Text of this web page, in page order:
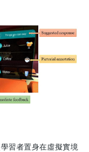
習者置身在虛擬實境